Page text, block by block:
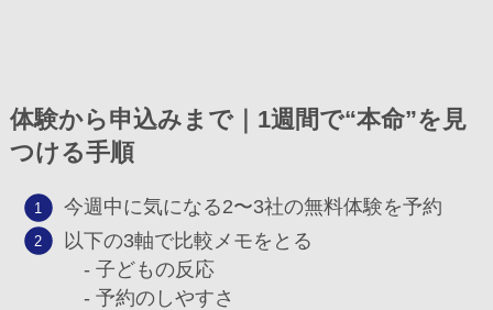
体験から申込みまで｜1週間で“本命”を見
つける手順
今週中に気になる2〜3社の無料体験を予約
以下の3軸で比較メモをとる
- 子どもの反応
- 予約のしやすさ